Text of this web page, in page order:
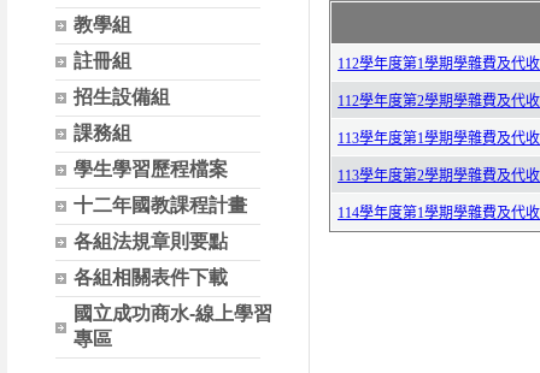
教學組
註冊組
招生設備組
課務組
學生學習歷程檔案
十二年國教課程計畫
各組法規章則要點
各組相關表件下載
國立成功商水-線上學習
專區